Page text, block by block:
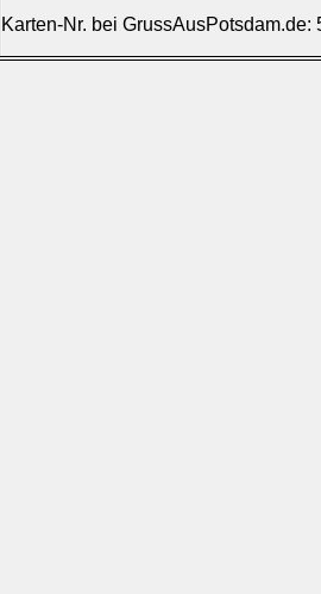
Karten-Nr. bei GrussAusPotsdam.de: